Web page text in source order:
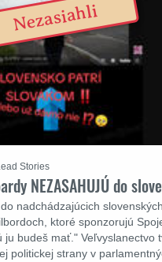
NEZASAHUJÚ do
nadchádzajúcich
ktoré sponzorujú
ju budeš mať." Veľvyslanectvo
politickej strany v
Stories
Nezasiahli